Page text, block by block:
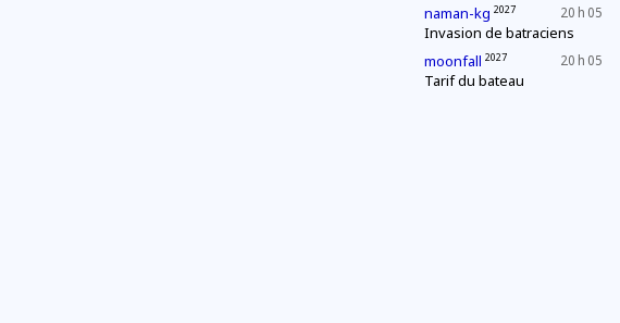
20 h 05
naman-kg 2027
Invasion de batraciens
20 h 05
moonfall 2027
Tarif du bateau